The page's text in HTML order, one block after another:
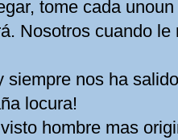
tome cada
Nosotros cuando le
siempre nos ha
locura!
hombre mas